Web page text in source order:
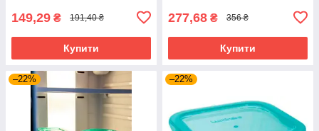
149,29 ₴ 191,40 ₴
Купити
277,68 ₴ 356 ₴
Купити
–22% –22%